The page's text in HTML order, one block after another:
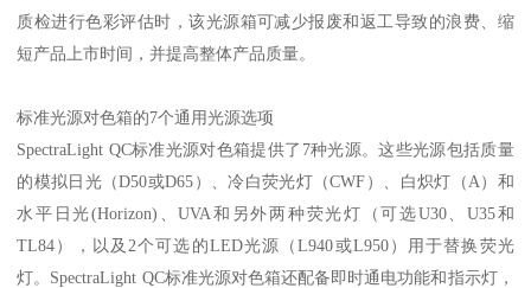
质检进行色彩评估时，该光源箱可减少报废和返工导致的浪费、缩
短产品上市时间，并提高整体产品质量。
标准光源对色箱的7个通用光源选项
SpectraLight QC标准光源对色箱提供了 7种光源。这些光源包括质量
的模拟日光（D50或D65 ）、冷白荧光灯（CWF ）、白炽灯（ A ）和
水平日光(Horizon) 、UVA 和另外两种荧光灯（可选U30、U35和
TL84 ），以及 2个可选的LED光源（L940或L950）用于替换荧光
灯。 SpectraLight QC标准光源对色箱还配备即时通电功能和指示灯，